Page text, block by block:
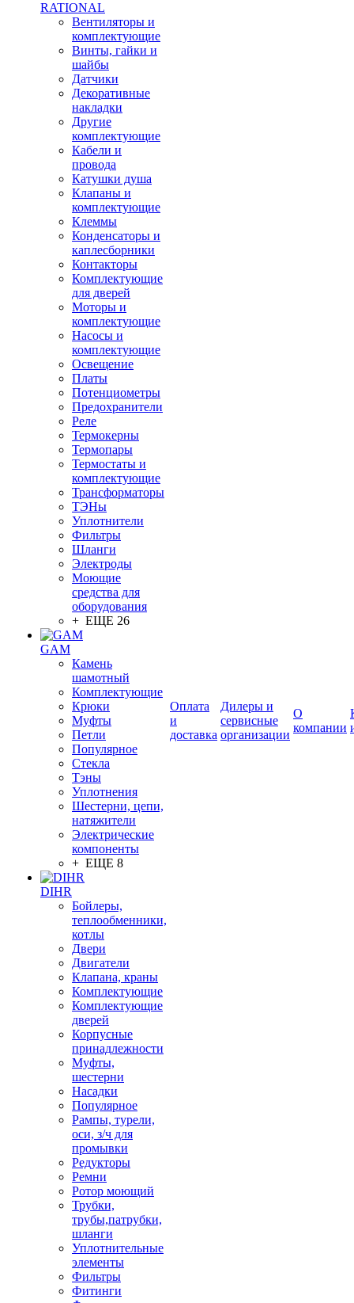
RATIONAL
Вентиляторы и
комплектующие
Винты, гайки и
шайбы
Датчики
Декоративные
накладки
Другие
комплектующие
Кабели и
провода
Катушки душа
Клапаны и
комплектующие
Клеммы
Конденсаторы и
каплесборники
Контакторы
Комплектующие
для дверей
Моторы и
комплектующие
Насосы и
комплектующие
Освещение
Платы
Потенциометры
Предохранители
Реле
Термокерны
Термопары
Термостаты и
комплектующие
Трансформаторы
ТЭНы
Уплотнители
Фильтры
Шланги
Электроды
Моющие
средства для
оборудования
+ ЕЩЕ 26
GAM
Камень
шамотный
Комплектующие
Крюки
Муфты
Петли
Популярное
Стекла
Тэны
Уплотнения
Шестерни, цепи,
натяжители
Электрические
компоненты
+ ЕЩЕ 8
DIHR
Бойлеры,
теплообменники,
котлы
Двери
Двигатели
Клапана, краны
Комплектующие
Комплектующие
дверей
Корпусные
принадлежности
Муфты,
шестерни
Насадки
Популярное
Рампы, турели,
оси, з/ч для
промывки
Редукторы
Ремни
Ротор моющий
Трубки,
трубы,патрубки,
шланги
Уплотнительные
элементы
Фильтры
Фитинги
Оплата
и
доставка
Дилеры и
сервисные
организации
О
компании